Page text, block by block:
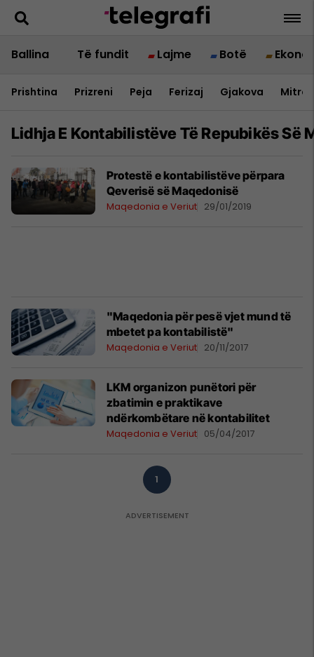
Ballina Të fundit Lajme Botë
Prishtina Prizreni Peja Ferizaj Gjakova
Lidhja E Kontabilistëve Të Repubikës Së
Protestë e kontabilistëve përpara
Qeverisë së Maqedonisë
Maqedonia e Veriut 29/01/2019
"Maqedonia për pesë vjet mund të
mbetet pa kontabilistë"
Maqedonia e Veriut 20/11/2017
LKM organizon punëtori për
zbatimin e praktikave
ndërkombëtare në kontabilitet
Maqedonia e Veriut 05/04/2017
1